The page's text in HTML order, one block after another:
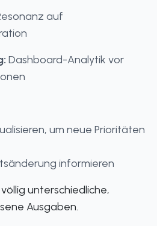
auf
Dashboard-Analytik vor
um neue Prioritäten
informieren
unterschiedliche,
Ausgaben.